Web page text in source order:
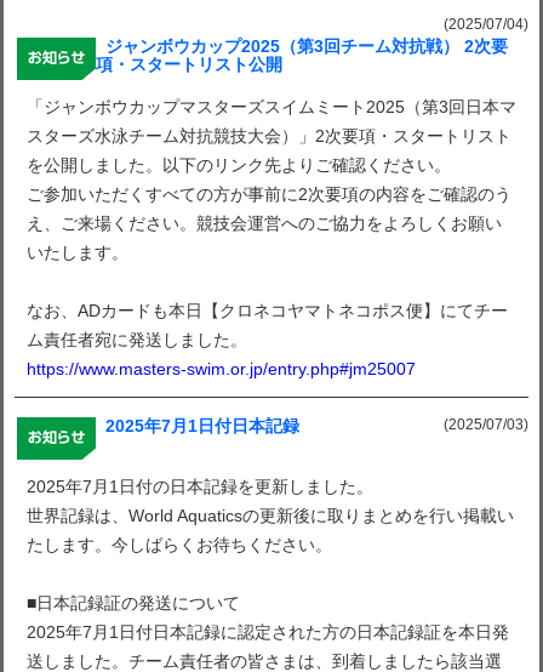
(2025/07/04)
ジャンボウカップ2025（第3回チーム対抗戦） 2次要
項・スタートリスト公開
「ジャンボウカップマスターズスイムミート2025（第3回日本マ
スターズ水泳チーム対抗競技大会）」2次要項・スタートリスト
を公開しました。以下のリンク先よりご確認ください。
ご参加いただくすべての方が事前に2次要項の内容をご確認のう
え、ご来場ください。競技会運営へのご協力をよろしくお願い
いたします。
なお、ADカードも本日【クロネコヤマトネコポス便】にてチー
ム責任者宛に発送しました。
https://www.masters-swim.or.jp/entry.php#jm25007
(2025/07/03)
2025年7月1日付日本記録
2025年7月1日付の日本記録を更新しました。
世界記録は、World Aquaticsの更新後に取りまとめを行い掲載い
たします。今しばらくお待ちください。
■日本記録証の発送について
2025年7月1日付日本記録に認定された方の日本記録証を本日発
送しました。チーム責任者の皆さまは、到着しましたら該当選